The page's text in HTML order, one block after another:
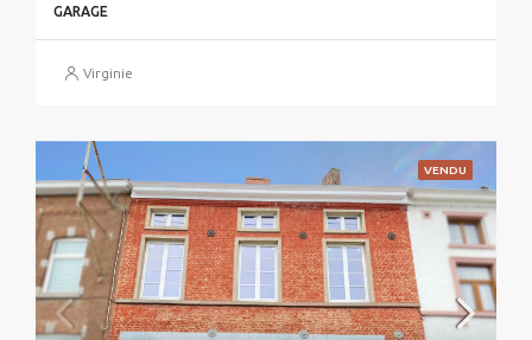
GARAGE
Virginie
VENDU